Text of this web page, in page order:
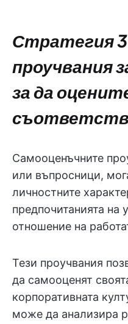
Стратегия
проучвания
за да
Самооценъчните
или въпросници,
личностните
предпочитанията на
отношение на
Тези проучвания
да самооценят
корпоративната
може да анализира